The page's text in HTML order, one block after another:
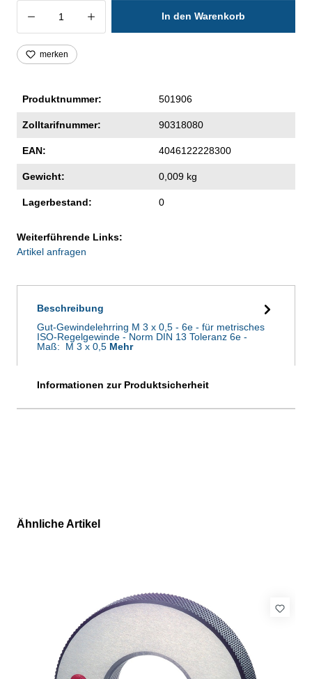
Produkt Anzahl: Gib den gewünschten
In den Warenkorb
merken
Produktnummer: 501906
Zolltarifnummer: 90318080
EAN: 4046122228300
Gewicht: 0,009 kg
Lagerbestand: 0
Weiterführende Links:
Artikel anfragen
Beschreibung
Gut-Gewindelehrring M 3 x 0,5 - 6e - für metrisches
ISO-Regelgewinde - Norm DIN 13 Toleranz 6e -
Maß: M 3 x 0,5 Mehr
Informationen zur Produktsicherheit
Produktgalerie überspringen
Ähnliche Artikel